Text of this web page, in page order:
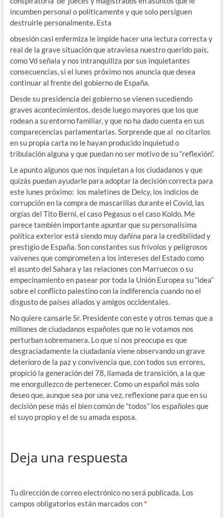
incumben personal o políticamente y que solo persiguen
destruirle personalmente. Esta
obsesión casi enfermiza le impide hacer una lectura correcta y
real de la grave situación que atraviesa nuestro querido país,
como Vd señala y nos intranquiliza por sus inquietantes
consecuencias, si el lunes próximo nos anuncia que desea
continuar al frente del gobierno de España.
Desde su presidencia del gobierno se vienen sucediendo
graves acontecimientos, desde luego mayores que los que
rodean a su entorno familiar, y que no ha dado cuenta en sus
comparecencias parlamentarias. Sorprende que al no citarlos
en su propia carta no le hayan producido inquietud o
tribulación alguna y que puedan no ser motivo de su “reflexión”.
Le apunto algunos que nos inquietan a los ciudadanos y que
quizás puedan ayudarle para adoptar la decisión correcta para
este lunes próximo: los maletines de Delcy, los indicios de
corrupción en la compra de mascarillas durante el Covid, las
orgías del Tito Berni, el caso Pegasus o el caso Koldo. Me
parece también importante apuntar que su personalísima
política exterior está siendo muy dañina para la credibilidad y
prestigio de España. Son constantes sus frívolos y peligrosos
vaivenes que comprometen a los intereses del Estado como
el asunto del Sahara y las relaciones con Marruecos o su
empecinamiento en pasear por toda la Unión Europea su “idea”
sobre el conflicto palestino con la indiferencia cuando no el
disgusto de países aliados y amigos occidentales.
No quiere cansarle Sr. Presidente con este y otros temas que a
millones de ciudadanos españoles que no le votamos nos
perturban sobremanera. Lo que sí nos preocupa es que
desgraciadamente la ciudadanía viene observando un grave
deterioro de la paz y convivencia que, con todos sus errores,
propició la generación del 78, llamada de transición, a la que
me enorgullezco de pertenecer. Como un español más solo
deseo que, aunque sea por una vez, reflexione para que en su
decisión pese más el bien común de “todos” los españoles que
el suyo propio y el de su amada esposa.
Deja una respuesta
Tu dirección de correo electrónico no será publicada. Los
campos obligatorios están marcados con *